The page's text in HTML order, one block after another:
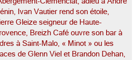
Ivan Vautier rend son étoile,
Gleize seigneur de Haute-
Breizh Café ouvre son bar à
à Saint-Malo, « Minot » ou les
de Glenn Viel et Brandon Dehan,